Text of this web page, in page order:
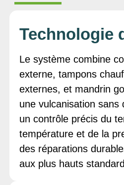
Technologie
Le système combine
externe, tampons
externes, et mandrin
une vulcanisation sans
un contrôle précis du
température et de la
des réparations
aux plus hauts